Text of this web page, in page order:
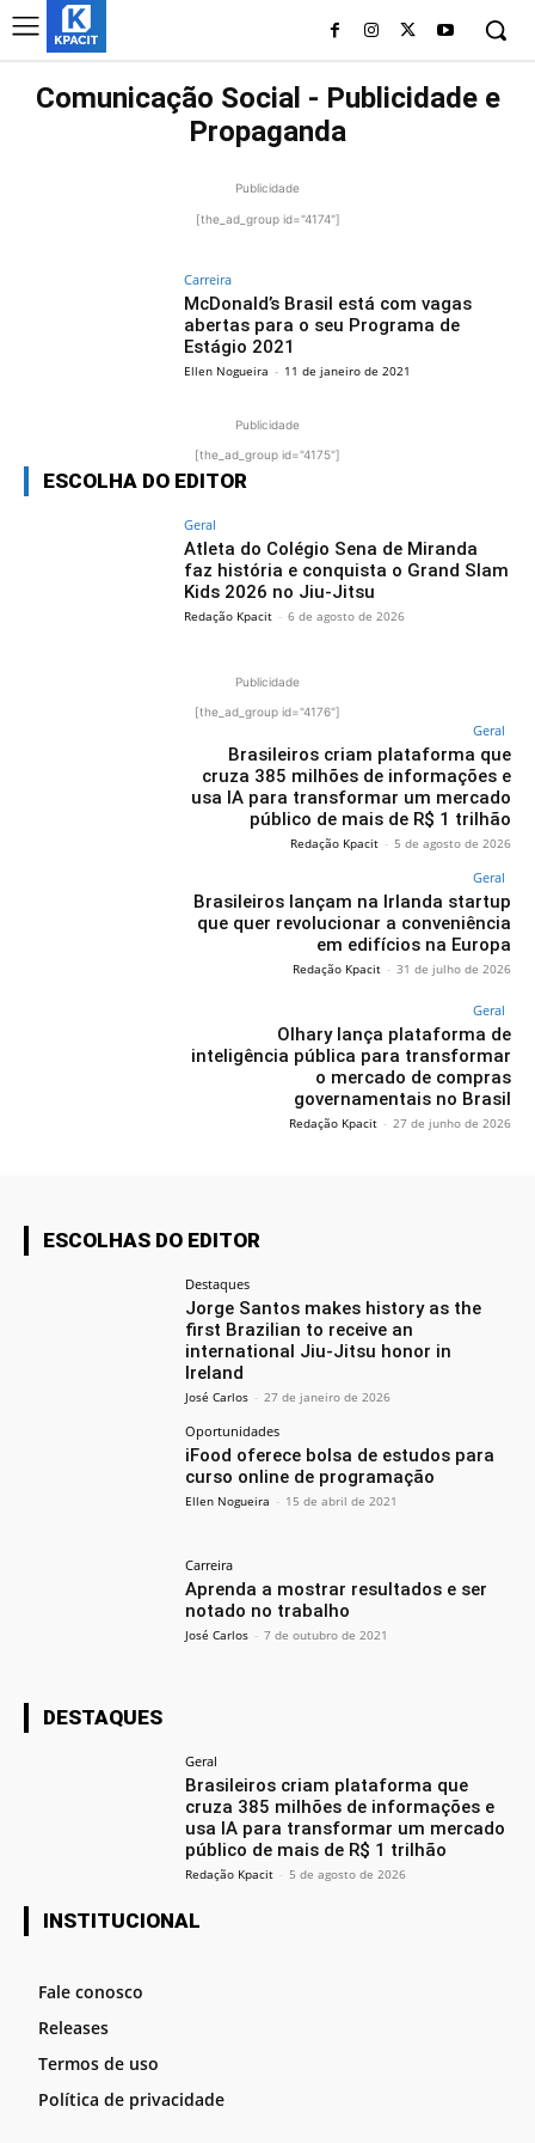
Comunicação Social - Publicidade e
Propaganda
Publicidade
[the_ad_group id="4174"]
Carreira
McDonald’s Brasil está com vagas
abertas para o seu Programa de
Estágio 2021
Ellen Nogueira - 11 de janeiro de 2021
Publicidade
[the_ad_group id="4175"]
ESCOLHA DO EDITOR
Geral
Atleta do Colégio Sena de Miranda
faz história e conquista o Grand Slam
Kids 2026 no Jiu-Jitsu
Redação Kpacit - 6 de agosto de 2026
Publicidade
[the_ad_group id="4176"]
Geral
Brasileiros criam plataforma que
cruza 385 milhões de informações e
usa IA para transformar um mercado
público de mais de R$ 1 trilhão
Redação Kpacit - 5 de agosto de 2026
Geral
Brasileiros lançam na Irlanda startup
que quer revolucionar a conveniência
em edifícios na Europa
Redação Kpacit - 31 de julho de 2026
Geral
Olhary lança plataforma de
inteligência pública para transformar
o mercado de compras
governamentais no Brasil
Redação Kpacit - 27 de junho de 2026
ESCOLHAS DO EDITOR
Destaques
Jorge Santos makes history as the
first Brazilian to receive an
international Jiu-Jitsu honor in
Ireland
José Carlos - 27 de janeiro de 2026
Oportunidades
iFood oferece bolsa de estudos para
curso online de programação
Ellen Nogueira - 15 de abril de 2021
Carreira
Aprenda a mostrar resultados e ser
notado no trabalho
José Carlos - 7 de outubro de 2021
DESTAQUES
Geral
Brasileiros criam plataforma que
cruza 385 milhões de informações e
usa IA para transformar um mercado
público de mais de R$ 1 trilhão
Redação Kpacit - 5 de agosto de 2026
INSTITUCIONAL
Fale conosco
Releases
Termos de uso
Política de privacidade